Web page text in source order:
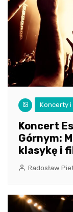
Koncerty
Koncert
Górnym:
klasykę i
Radosław